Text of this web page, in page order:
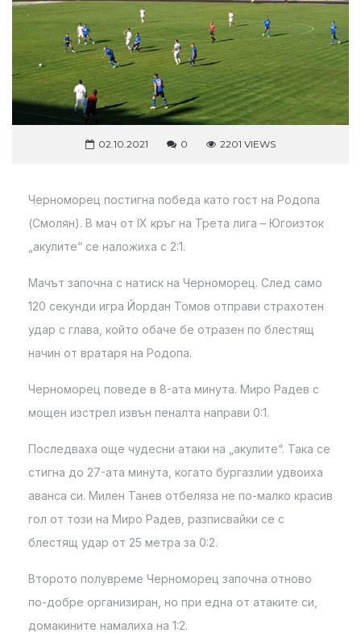
02.10.2021 0 2201 VIEWS
Черноморец постигна победа като гост на Родопа
(Смолян). В мач от IX кръг на Трета лига – Югоизток
„акулите“ се наложиха с 2:1.
Мачът започна с натиск на Черноморец. След само
120 секунди игра Йордан Томов отправи страхотен
удар с глава, който обаче бе отразен по блестящ
начин от вратаря на Родопа.
Черноморец поведе в 8-ата минута. Миро Радев с
мощен изстрел извън пеналта направи 0:1.
Последваха още чудесни атаки на „акулите“. Така се
стигна до 27-ата минута, когато бургазлии удвоиха
аванса си. Милен Танев отбеляза не по-малко красив
гол от този на Миро Радев, разписвайки се с
блестящ удар от 25 метра за 0:2.
Второто полувреме Черноморец започна отново
по-добре организиран, но при една от атаките си,
домакините намалиха на 1:2.